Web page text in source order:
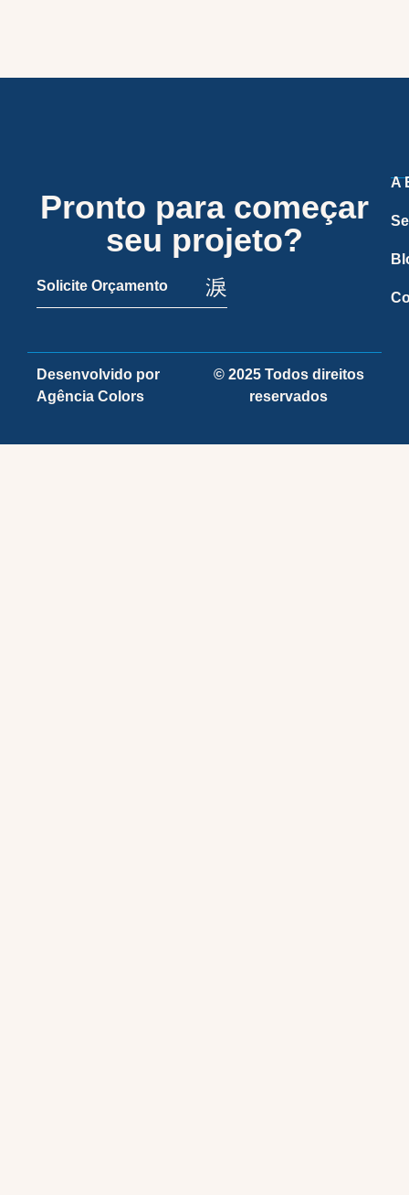
Pronto para começar
seu projeto?
Solicite Orçamento
A
Desenvolvido por
Agência Colors
© 2025 Todos direitos
reservados